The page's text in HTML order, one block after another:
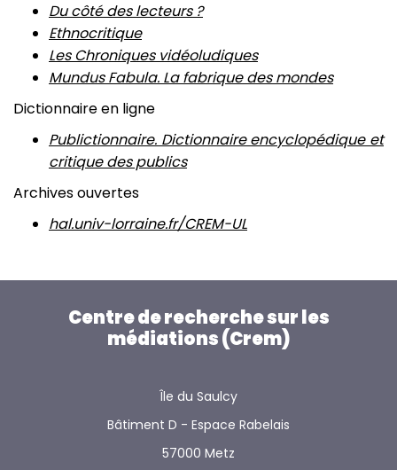
Du côté des lecteurs ?
Ethnocritique
Les Chroniques vidéoludiques
Mundus Fabula. La fabrique des mondes
Dictionnaire en ligne
Publictionnaire. Dictionnaire encyclopédique et
critique des publics
Archives ouvertes
hal.univ-lorraine.fr/CREM-UL
Centre de recherche sur les
médiations (Crem)
Île du Saulcy
Bâtiment D - Espace Rabelais
57000 Metz